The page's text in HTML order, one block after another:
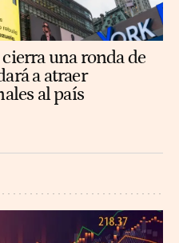
una ronda de
a atraer
al país